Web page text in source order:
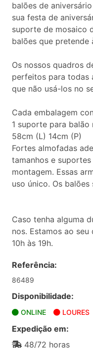
balões de
sua festa de
suporte de mosaico
balões que pretende
Os nossos quadros
perfeitos para todas
que não usá-los no
Cada embalagem
1 suporte para balão
58cm (L) 14cm (P)
Fortes almofadas
tamanhos e
montagem. Essas
uso único. Os
Caso tenha alguma
nos. Estamos ao
10h às 19h.
Referência:
86489
Disponibilidade:
ONLINE LOURES
Expedição em:
48/72 horas